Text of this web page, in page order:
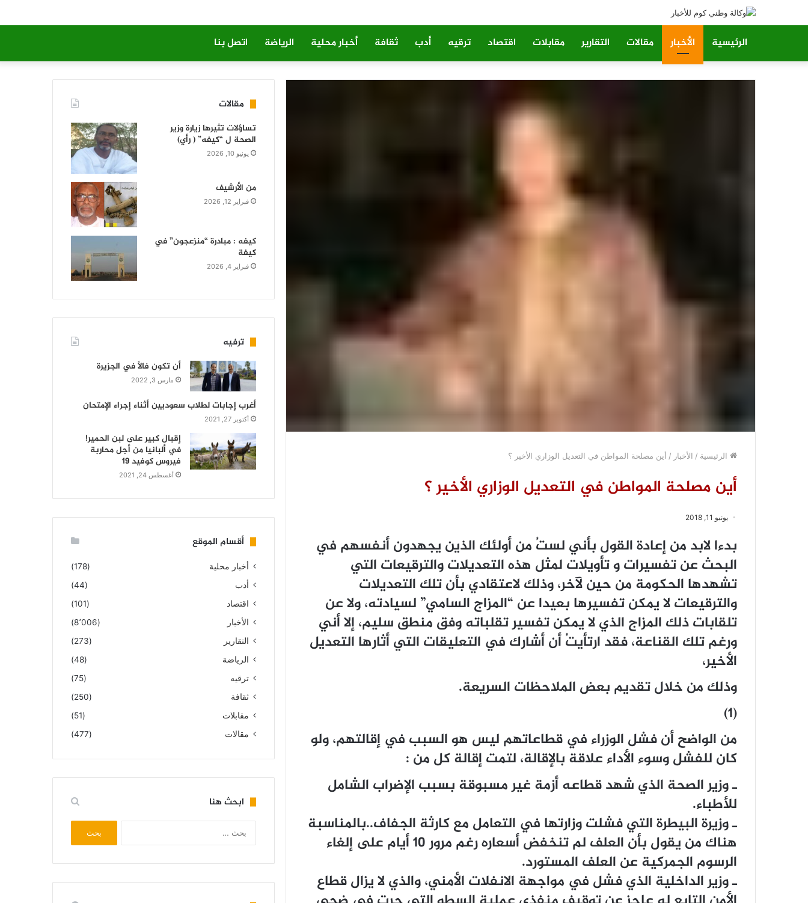
الرئيسية الأخبار مقالات التقارير مقابلات اقتصاد ترقيه أدب ثقافة أخبار محلية الرياضة اتصل بنا
الرئيسية / الأخبار / أين مصلحة المواطن في التعديل الوزاري الأخير ؟
أين مصلحة المواطن في التعديل الوزاري الأخير ؟
يونيو 11, 2018
بدءا لابد من إعادة القول بأني لستُ من أولئك الذين يجهدون أنفسهم في
البحث عن تفسيرات و تأويلات لمثل هذه التعديلات والترقيعات التي
تشهدها الحكومة من حين لآخر، وذلك لاعتقادي بأن تلك التعديلات
والترقيعات لا يمكن تفسيرها بعيدا عن “المزاج السامي” لسيادته، ولا عن
تلقابات ذلك المزاج الذي لا يمكن تفسير تقلباته وفق منطق سليم، إلا أني
ورغم تلك القناعة، فقد ارتأيتُ أن أشارك في التعليقات التي أثارها التعديل
الأخير،
وذلك من خلال تقديم بعض الملاحظات السريعة.
(1)
من الواضح أن فشل الوزراء في قطاعاتهم ليس هو السبب في إقالتهم، ولو
كان للفشل وسوء الأداء علاقة بالإقالة، لتمت إقالة كل من :
ـ وزير الصحة الذي شهد قطاعه أزمة غير مسبوقة بسبب الإضراب الشامل
للأطباء.
ـ وزيرة البيطرة التي فشلت وزارتها في التعامل مع كارثة الجفاف..بالمناسبة
هناك من يقول بأن العلف لم تنخفض أسعاره رغم مرور 10 أيام على إلغاء
الرسوم الجمركية عن العلف المستورد.
ـ وزير الداخلية الذي فشل في مواجهة الانفلات الأمني، والذي لا يزال قطاع
مقالات
تساؤلات تثيرها زيارة وزير
الصحة ل “كيفه” ( رأي)
يونيو 10, 2026
من الأرشيف
فبراير 12, 2026
كيفه : مبادرة “منزعجون” في
كيفة
فبراير 4, 2026
ترفيه
أن تكون فالاً في الجزيرة
مارس 3, 2022
أغرب إجابات لطلاب سعوديين أثناء إجراء الإمتحان
أكتوبر 27, 2021
إقبال كبير على لبن الحمير!
في ألبانيا من أجل محاربة
فيروس كوفيد 19
أغسطس 24, 2021
أقسام الموقع
أخبار محلية
(178)
أدب
(44)
اقتصاد
(101)
الأخبار
(8٬006)
التقارير
(273)
الرياضة
(48)
ترقيه
(75)
ثقافة
(250)
مقابلات
(51)
مقالات
(477)
ابحث هنا